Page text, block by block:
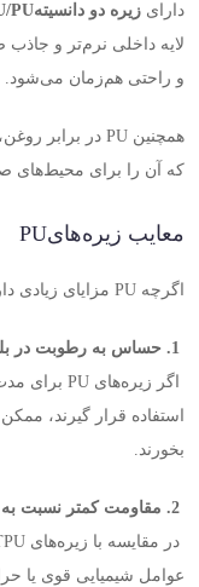
دارای زیره دو دانسیتهPU
لایه داخلی نرم‌تر و
و راحتی هم‌زمان می‌شود.
همچنین PU در برابر
که آن را برای محیط‌های
معایب زیره‌هایPU
اگرچه PU مزایای زیادی
.1 حساس به رطوبت در
اگر زیره‌های PU برای
استفاده قرار گیرند،
بخورند.
.2 مقاومت کمتر نسبت
در مقایسه با زیره‌های
عوامل شیمیایی قوی یا